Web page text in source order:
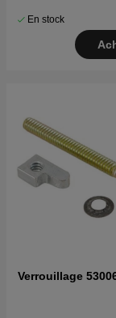
En stock
Verrouillage